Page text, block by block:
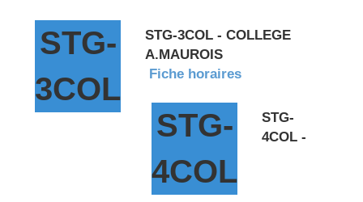
STG-
3COL
STG-3COL - COLLEGE
A.MAUROIS
Fiche horaires
STG-
4COL
STG-
4COL -